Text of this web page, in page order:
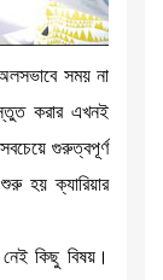
সময় না
করার এখনই
গুরুত্বপূর্ণ
হয় ক্যারিয়ার
নেই কিছু বিষয়।